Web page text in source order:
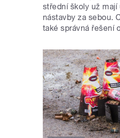
střední školy už
nástavby za sebou.
také správná řešení